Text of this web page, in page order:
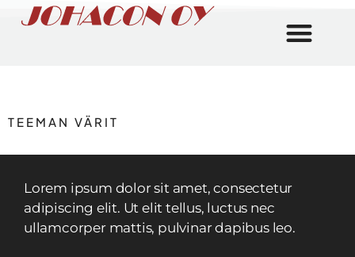
TEEMAN VÄRIT
Lorem ipsum dolor sit amet, consectetur
adipiscing elit. Ut elit tellus, luctus nec
ullamcorper mattis, pulvinar dapibus leo.